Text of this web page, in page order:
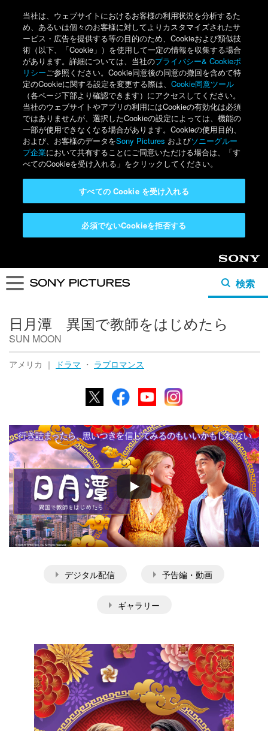
当社は、ウェブサイトにおけるお客様の利用状況を分析するた
め、あるいは個々のお客様に対してよりカスタマイズされたサ
ービス・広告を提供する等の目的のため、Cookieおよび類似技
術（以下、「Cookie」）を使用して一定の情報を収集する場合
があります。詳細については、当社のプライバシー& Cookieポ
リシーご参照ください。Cookie同意後の同意の撤回を含めて特
定のCookieに関する設定を変更する際は、Cookie同意ツール
（各ページ下部より確認できます）にアクセスしてください。
当社のウェブサイトやアプリの利用にはCookieの有効化は必須
ではありませんが、選択したCookieの設定によっては、機能の
一部が使用できなくなる場合があります。Cookieの使用目的、
および、お客様のデータをSony Pictures およびソニーグルー
プ企業において共有することにご同意いただける場合は、「す
べてのCookieを受け入れる」をクリックしてください。
必須でないCookieを拒否する
すべての Cookie を受け入れる
Sony
検索
日月潭 異国で教師をはじめたら
SUN MOON
アメリカ ｜ ドラマ ・ ラブロマンス
X FacebookYouTubeInstagram
デジタル配信 予告編・動画
ギャラリー